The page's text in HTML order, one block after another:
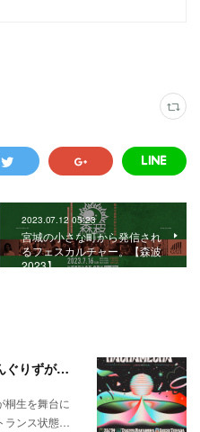
2023.07.12 05:23
宮城の小さな町から発信され
るフェスカルチャー。【森波
2023】
【HACHA MECHA】桐生発のどんぐりずが桐生をハチャメチャに彩る。
桐生を舞台に
ランス状態…